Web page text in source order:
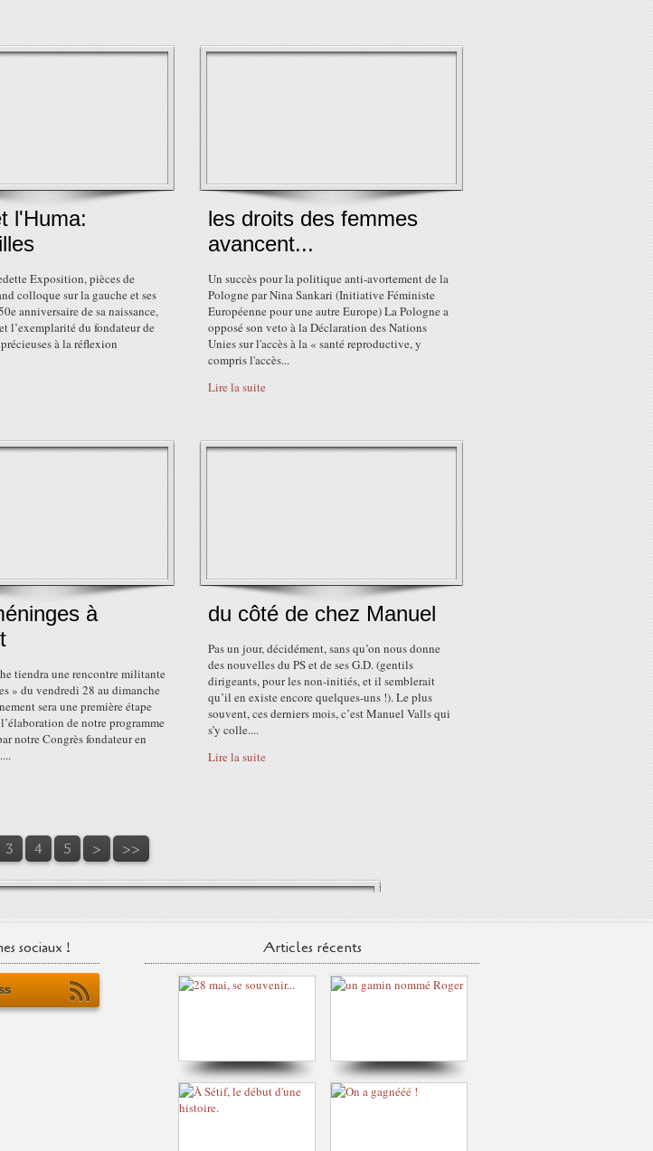
l'Huma:
Exposition, pièces de
colloque sur la gauche et ses
anniversaire de sa naissance,
l’exemplarité du fondateur de
à la réflexion
les droits des femmes
avancent...
Un succès pour la politique anti-avortement de la
Pologne par Nina Sankari (Initiative Féministe
Européenne pour une autre Europe) La Pologne a
opposé son veto à la Déclaration des Nations
Unies sur l'accès à la « santé reproductive, y
compris l'accès...
Lire la suite
à
tiendra une rencontre militante
» du vendredi 28 au dimanche
sera une première étape
de notre programme
notre Congrès fondateur en
du côté de chez Manuel
Pas un jour, décidément, sans qu’on nous donne
des nouvelles du PS et de ses G.D. (gentils
dirigeants, pour les non-initiés, et il semblerait
qu’il en existe encore quelques-uns !). Le plus
souvent, ces derniers mois, c’est Manuel Valls qui
s’y colle....
Lire la suite
3 4 5 > >>
sociaux ! Articles récents